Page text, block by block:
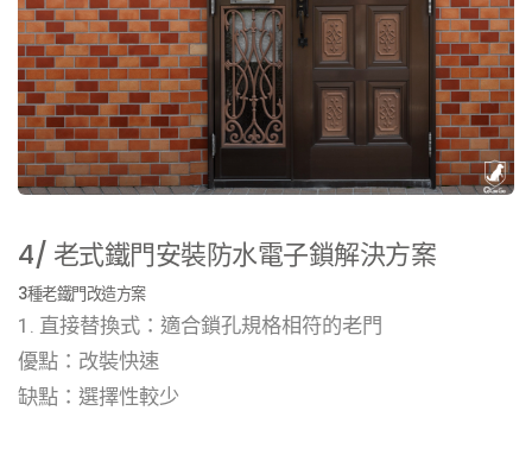
4/ 老式鐵門安裝防水電子鎖解決方案
3種老鐵門改造方案
1. 直接替換式：適合鎖孔規格相符的老門
優點：改裝快速
缺點：選擇性較少